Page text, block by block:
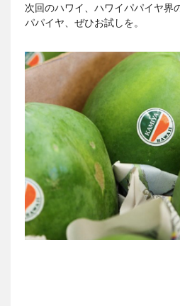
次回のハワイ、ハワイパパイヤ界
パパイヤ、ぜひお試しを。